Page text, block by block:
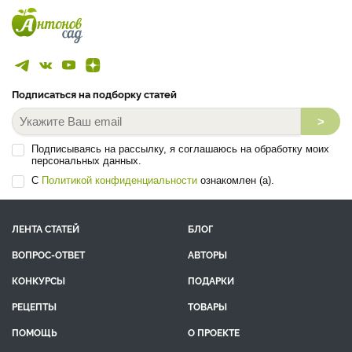
Подписаться на подборку статей
>
Подписываясь на рассылку, я соглашаюсь на обработку моих
персональных данных.
С Политикой конфиденциальности ознакомлен (а).
ЛЕНТА СТАТЕЙ
БЛОГ
ВОПРОС-ОТВЕТ
АВТОРЫ
КОНКУРСЫ
ПОДАРКИ
РЕЦЕПТЫ
ТОВАРЫ
ПОМОЩЬ
О ПРОЕКТЕ